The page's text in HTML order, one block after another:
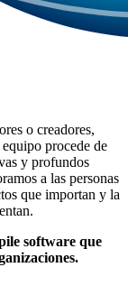
o creadores,
procede de
y profundos
a las personas
que importan y la
software que